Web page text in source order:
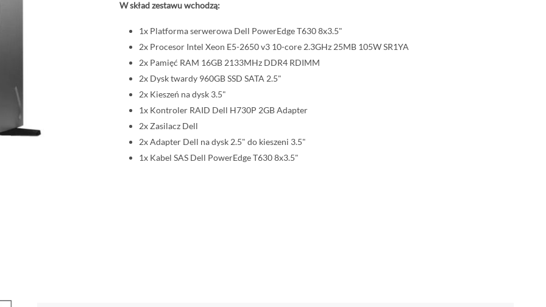
W skład zestawu wchodzą:
1x Platforma serwerowa Dell PowerEdge T630 8x3.5"
2x Procesor Intel Xeon E5-2650 v3 10-core 2.3GHz 25MB 105W SR1YA
2x Pamięć RAM 16GB 2133MHz DDR4 RDIMM
2x Dysk twardy 960GB SSD SATA 2.5"
2x Kieszeń na dysk 3.5"
1x Kontroler RAID Dell H730P 2GB Adapter
2x Zasilacz Dell
2x Adapter Dell na dysk 2.5" do kieszeni 3.5"
1x Kabel SAS Dell PowerEdge T630 8x3.5"